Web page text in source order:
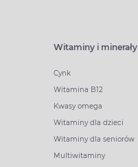
Witaminy i minerały
Cynk
Witamina B12
Kwasy omega
Witaminy dla dzieci
Witaminy dla seniorów
Multiwitaminy